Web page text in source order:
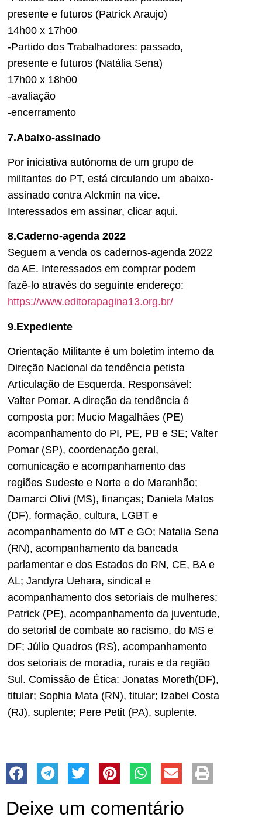
presente e futuros (Patrick Araujo)
14h00 x 17h00
-Partido dos Trabalhadores: passado,
presente e futuros (Natália Sena)
17h00 x 18h00
-avaliação
-encerramento
7.Abaixo-assinado
Por iniciativa autônoma de um grupo de
militantes do PT, está circulando um abaixo-
assinado contra Alckmin na vice.
Interessados em assinar, clicar aqui.
8.Caderno-agenda 2022
Seguem a venda os cadernos-agenda 2022
da AE. Interessados em comprar podem
fazê-lo através do seguinte endereço:
https://www.editorapagina13.org.br/
9.Expediente
Orientação Militante é um boletim interno da
Direção Nacional da tendência petista
Articulação de Esquerda. Responsável:
Valter Pomar. A direção da tendência é
composta por: Mucio Magalhães (PE)
acompanhamento do PI, PE, PB e SE; Valter
Pomar (SP), coordenação geral,
comunicação e acompanhamento das
regiões Sudeste e Norte e do Maranhão;
Damarci Olivi (MS), finanças; Daniela Matos
(DF), formação, cultura, LGBT e
acompanhamento do MT e GO; Natalia Sena
(RN), acompanhamento da bancada
parlamentar e dos Estados do RN, CE, BA e
AL; Jandyra Uehara, sindical e
acompanhamento dos setoriais de mulheres;
Patrick (PE), acompanhamento da juventude,
do setorial de combate ao racismo, do MS e
DF; Júlio Quadros (RS), acompanhamento
dos setoriais de moradia, rurais e da região
Sul. Comissão de Ética: Jonatas Moreth(DF),
titular; Sophia Mata (RN), titular; Izabel Costa
(RJ), suplente; Pere Petit (PA), suplente.
Deixe um comentário